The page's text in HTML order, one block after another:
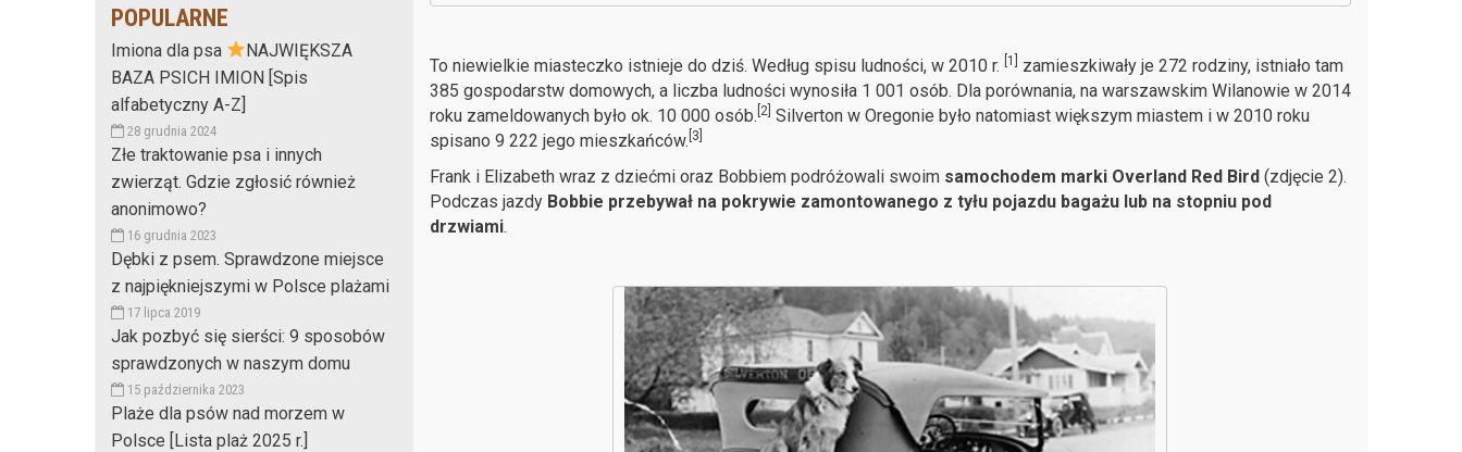
POPULARNE
Imiona dla psa
NAJWIĘKSZA
BAZA PSICH IMION [Spis
alfabetyczny A-Z]
28 grudnia 2024
Złe traktowanie psa i innych
zwierząt. Gdzie zgłosić również
anonimowo?
16 grudnia 2023
Dębki z psem. Sprawdzone miejsce
z najpiękniejszymi w Polsce plażami
17 lipca 2019
Jak pozbyć się sierści: 9 sposobów
sprawdzonych w naszym domu
15 października 2023
Plaże dla psów nad morzem w
Polsce [Lista plaż 2025 r.]
To niewielkie miasteczko istnieje do dziś. Według spisu ludności, w 2010 r. [1]
zamieszkiwały je 272 rodziny, istniało tam
385 gospodarstw domowych, a liczba ludności wynosiła 1 001 osób. Dla porównania, na warszawskim Wilanowie w 2014
roku zameldowanych było ok. 10 000 osób. [2] Silverton w Oregonie było natomiast większym miastem i w 2010 roku
spisano 9 222 jego mieszkańców. [3]
Frank i Elizabeth wraz z dziećmi oraz Bobbiem podróżowali swoim samochodem marki Overland Red Bird(zdjęcie 2).
Podczas jazdy Bobbie przebywał na pokrywie zamontowanego z tyłu pojazdu bagażu lub na stopniu pod
drzwiami.